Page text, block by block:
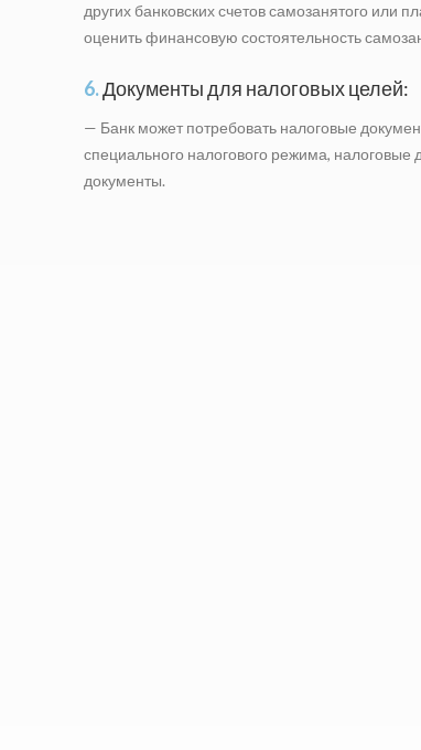
других банковских счетов самозанятого или
оценить финансовую состоятельность
6.Документы для налоговых целей:
— Банк может потребовать налоговые
специального налогового режима, налоговые
документы.